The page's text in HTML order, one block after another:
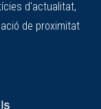
d'actualitat,
de proximitat